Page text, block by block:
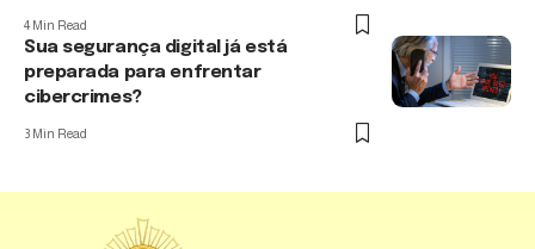
4 Min Read
Sua segurança digital já está
preparada para enfrentar
cibercrimes?
3 Min Read